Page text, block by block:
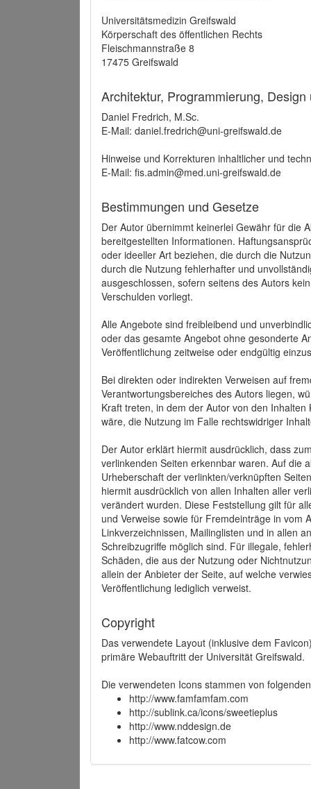
Universitätsmedizin Greifswald
Körperschaft des öffentlichen Rechts
Fleischmannstraße 8
17475 Greifswald
Architektur, Programmierung,
Daniel Fredrich, M.Sc.
E-Mail: daniel.fredrich@uni-greifswald.de
Hinweise und Korrekturen inhaltlicher und
E-Mail: fis.admin@med.uni-greifswald.de
Bestimmungen und Gesetze
Der Autor übernimmt keinerlei Gewähr für die
bereitgestellten Informationen.
oder ideeller Art beziehen, die durch die
durch die Nutzung fehlerhafter und
ausgeschlossen, sofern seitens des Autors
Verschulden vorliegt.
Alle Angebote sind freibleibend und
oder das gesamte Angebot ohne gesonderte
Veröffentlichung zeitweise oder endgültig
Bei direkten oder indirekten Verweisen auf
Verantwortungsbereiches des Autors liegen,
Kraft treten, in dem der Autor von den
wäre, die Nutzung im Falle rechtswidriger
Der Autor erklärt hiermit ausdrücklich, dass
verlinkenden Seiten erkennbar waren. Auf die
Urheberschaft der verlinkten/verknüpften
hiermit ausdrücklich von allen Inhalten aller
verändert wurden. Diese Feststellung gilt für
und Verweise sowie für Fremdeinträge in vom
Linkverzeichnissen, Mailinglisten und in allen
Schreibzugriffe möglich sind. Für illegale,
Schäden, die aus der Nutzung oder
allein der Anbieter der Seite, auf welche
Veröffentlichung lediglich verweist.
Copyright
Das verwendete Layout (inklusive dem
primäre Webauftritt der Universität Greifswald.
Die verwendeten Icons stammen von
http://www.famfamfam.com
http://sublink.ca/icons/sweetieplus
http://www.nddesign.de
http://www.fatcow.com